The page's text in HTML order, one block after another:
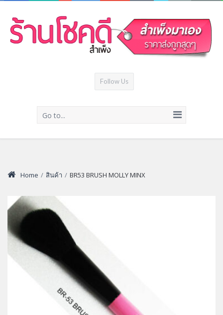
Follow Us
Go to...
Home / สินค้า / BR53 BRUSH MOLLY MINX